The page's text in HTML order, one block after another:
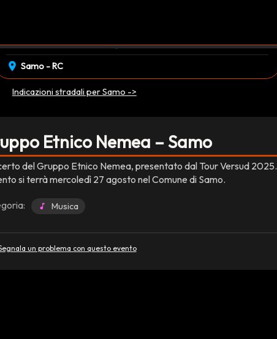
EVENTO CONCLUSO
event_available mercoledì 27 Agosto schedule 22:00
location_on Samo - RC
Indicazioni stradali per Samo ->
Etnico Nemea – Samo
del Gruppo Etnico Nemea, presentato dal Tour Versud 2025.
si terrà mercoledì 27 agosto nel Comune di Samo.
Musica
un problema con questo evento